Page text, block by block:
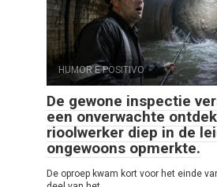
HUMOR E POSITIVO
De gewone inspectie
een onverwachte
rioolwerker diep in de
ongewoons opmerkte.
De oproep kwam kort voor het einde